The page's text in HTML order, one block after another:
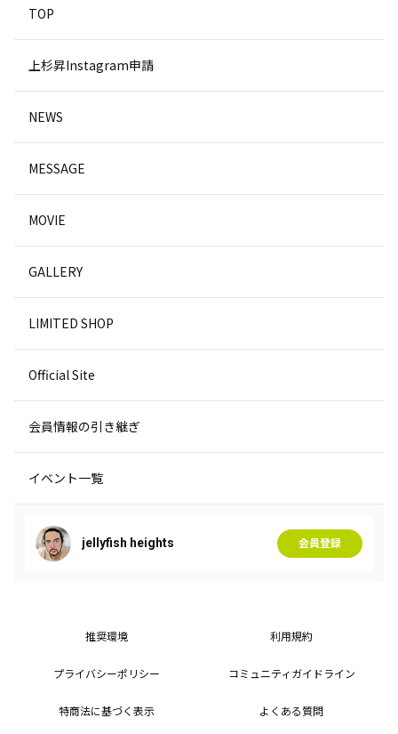
TOP
上杉昇Instagram申請
NEWS
MESSAGE
MOVIE
GALLERY
LIMITED SHOP
Official Site
会員情報の引き継ぎ
イベント一覧
jellyfish heights 会員登録
推奨環境 利用規約
プライバシーポリシー コミュニティガイドライン
特商法に基づく表示 よくある質問